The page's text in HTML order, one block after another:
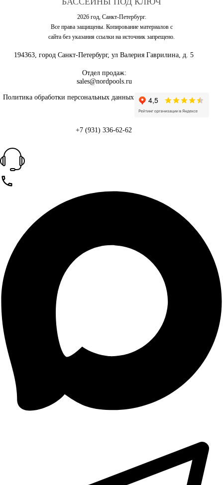
2026 год, Санкт-Петербург.
Все права защищены. Копирование материалов с
сайта без указания ссылки на источник запрещено.
194363, город Санкт-Петербург, ул Валерия Гаврилина, д. 5
Отдел продаж:
sales@nordpools.ru
Политика обработки персональных данных
+7 (931) 336-62-62